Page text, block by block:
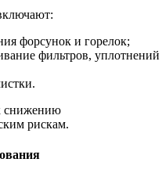
форсунок и горелок;
фильтров, уплотнений
снижению
рискам.